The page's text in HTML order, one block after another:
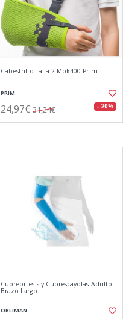
Cabestrillo Talla 2 Mpk400 Prim
PRIM
24,97€ 31,24€ - 20%
Cubreortesis y Cubrescayolas Adulto
Brazo Largo
ORLIMAN